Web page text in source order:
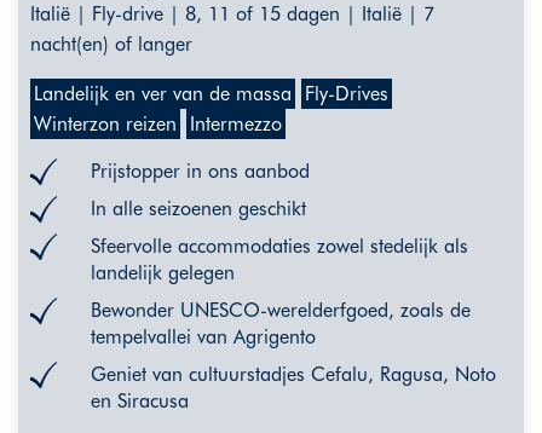
Italië | Fly-drive | 8, 11 of 15 dagen | Italië | 7
nacht(en) of langer
Landelijk en ver van de massa
Fly-Drives
Winterzon reizen
Intermezzo
Prijstopper in ons aanbod
In alle seizoenen geschikt
Sfeervolle accommodaties zowel stedelijk als
landelijk gelegen
Bewonder UNESCO-werelderfgoed, zoals de
tempelvallei van Agrigento
Geniet van cultuurstadjes Cefalu, Ragusa, Noto
en Siracusa